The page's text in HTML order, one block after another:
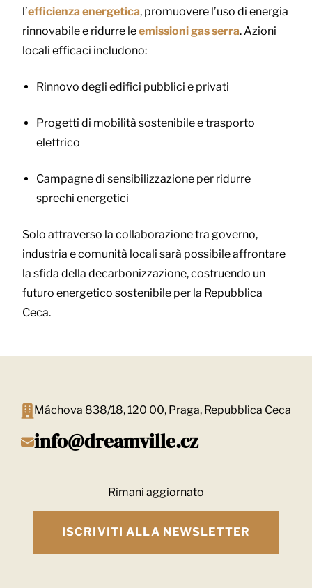
l’efficienza energetica, promuovere l’uso di energia
rinnovabile e ridurre leemissioni gas serra. Azioni
locali efficaci includono:
Rinnovo degli edifici pubblici e privati
Progetti di mobilità sostenibile e trasporto
elettrico
Campagne di sensibilizzazione per ridurre
sprechi energetici
Solo attraverso la collaborazione tra governo,
industria e comunità locali sarà possibile affrontare
la sfida della decarbonizzazione, costruendo un
futuro energetico sostenibile per la Repubblica
Ceca.
Máchova 838/18, 120 00, Praga, Repubblica Ceca
info@dreamville.cz
Rimani aggiornato
ISCRIVITI ALLA NEWSLETTER